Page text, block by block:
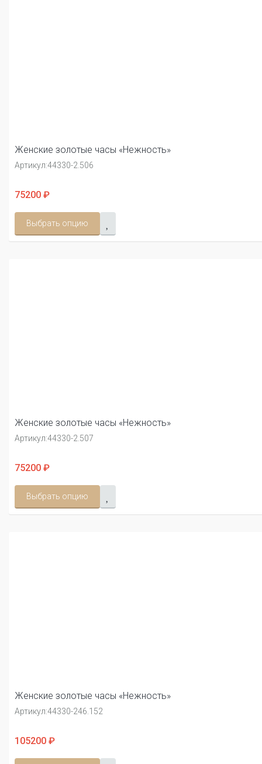
Женские золотые часы «Нежность»
Артикул:44330-2.506
75200 ₽
Выбрать опцию
Женские золотые часы «Нежность»
Артикул:44330-2.507
75200 ₽
Выбрать опцию
Женские золотые часы «Нежность»
Артикул:44330-246.152
105200 ₽